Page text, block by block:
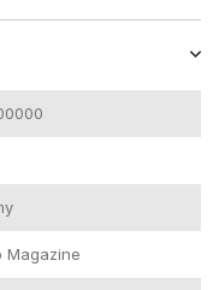
Magazine